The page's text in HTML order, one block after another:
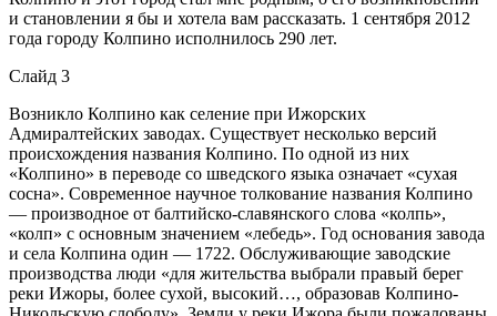
и становлении я бы и хотела вам рассказать. 1 сентября 2012
года городу Колпино исполнилось 290 лет.
Слайд 3
Возникло Колпино как селение при Ижорских
Адмиралтейских заводах. Существует несколько версий
происхождения названия Колпино. По одной из них
«Колпино» в переводе со шведского языка означает «сухая
сосна». Современное научное толкование названия Колпино
— производное от балтийско-славянского слова «колпь»,
«колп» с основным значением «лебедь». Год основания завода
и села Колпина один — 1722. Обслуживающие заводские
производства люди «для жительства выбрали правый берег
реки Ижоры, более сухой, высокий…, образовав Колпино-